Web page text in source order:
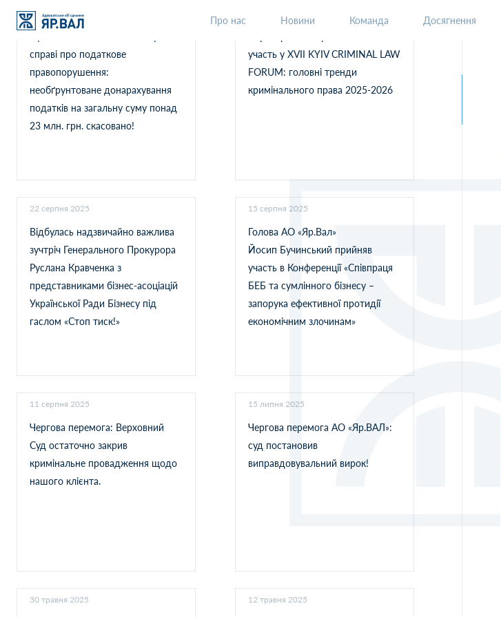
Про нас Новини Команда Досягнення
11 лютого 2026
справі про податкове
правопорушення:
необґрунтоване донарахування
податків на загальну суму понад
23 млн. грн. скасовано!
участь у XVII KYIV CRIMINAL LAW
FORUM: головні тренди
кримінального права 2025-2026
22 серпня 2025
Відбулась надзвичайно важлива
зучтріч Генерального Прокурора
Руслана Кравченка з
представниками бізнес-асоціацій
Української Ради Бізнесу під
гаслом «Стоп тиск!»
15 серпня 2025
Голова АО «Яр.Вал»
Йосип Бучинський прийняв
участь в Конференції «Співпраця
БЕБ та сумлінного бізнесу –
запорука ефективної протидії
економічним злочинам»
11 серпня 2025
Чергова перемога: Верховний
Суд остаточно закрив
кримінальне провадження щодо
нашого клієнта.
15 липня 2025
Чергова перемога АО «Яр.ВАЛ»:
суд постановив
виправдовувальний вирок!
30 травня 2025 12 травня 2025